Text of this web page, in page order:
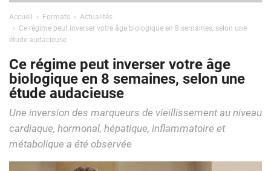
Accueil Formats
Actualités
Ce régime peut inverser votre âge biologique en 8 semaines, selon une
étude audacieuse
Ce régime peut inverser votre âge
biologique en 8 semaines, selon une
étude audacieuse
Une inversion des marqueurs de vieillissement au niveau
cardiaque, hormonal, hépatique, inflammatoire et
métabolique a été observée